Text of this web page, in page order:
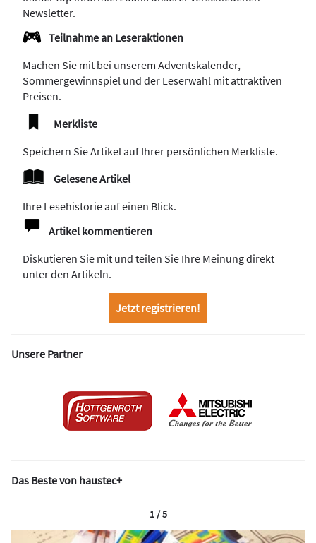
Newsletter.
Teilnahme an Leseraktionen
Machen Sie mit bei unserem Adventskalender,
Sommergewinnspiel und der Leserwahl mit attraktiven
Preisen.
Merkliste
Speichern Sie Artikel auf Ihrer persönlichen Merkliste.
Gelesene Artikel
Ihre Lesehistorie auf einen Blick.
Artikel kommentieren
Diskutieren Sie mit und teilen Sie Ihre Meinung direkt
unter den Artikeln.
Jetzt registrieren!
Unsere Partner
Das Beste von haustec+
1 / 5